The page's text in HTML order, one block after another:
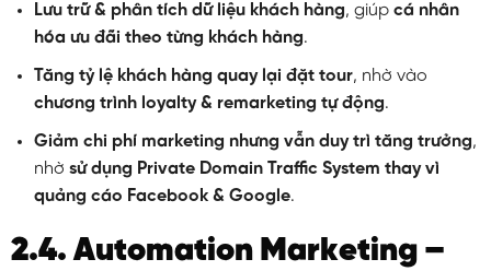
Lưu trữ & phân tích dữ liệu khách hàng, giúp cá nhân
hóa ưu đãi theo từng khách hàng.
Tăng tỷ lệ khách hàng quay lại đặt tour, nhờ vào
chương trình loyalty & remarketing tự động.
Giảm chi phí marketing nhưng vẫn duy trì tăng trưởng,
nhờ sử dụng Private Domain Traffic System thay vì
quảng cáo Facebook & Google.
2.4. Automation Marketing –